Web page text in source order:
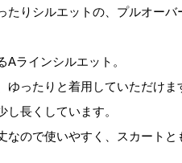
たりシルエットの、プルオー
ラインシルエット。
ゆったりと着用していただけま
長くしています。
なので使いやすく、スカートと